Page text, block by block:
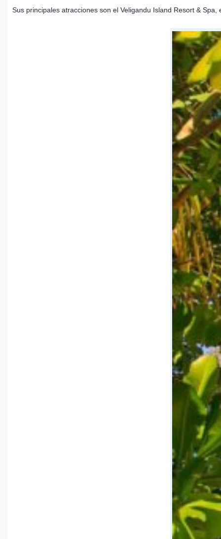
Sus principales atracciones son el Veligandu Island Resort &